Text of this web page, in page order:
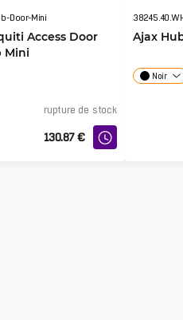
Door-Mini
Access Door
Mini
rupture de stock
130.87 €
Ajax
Noir